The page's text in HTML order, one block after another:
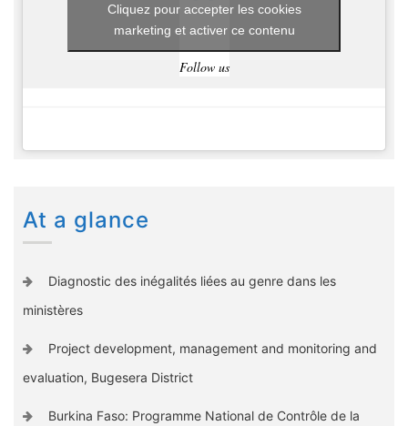
Follow us
Cliquez pour accepter les cookies
marketing et activer ce contenu
At a glance
Diagnostic des inégalités liées au genre dans les
ministères
Project development, management and monitoring and
evaluation, Bugesera District
Burkina Faso: Programme National de Contrôle de la